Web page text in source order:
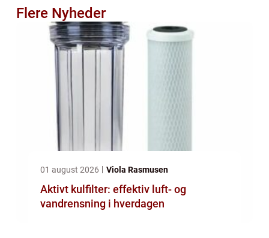
Flere Nyheder
01 august 2026 Viola Rasmusen
Aktivt kulfilter: effektiv luft- og
vandrensning i hverdagen